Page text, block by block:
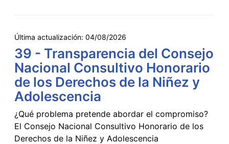
Última actualización: 04/08/2026
39 - Transparencia del Consejo
Nacional Consultivo Honorario
de los Derechos de la Niñez y
Adolescencia
¿Qué problema pretende abordar el compromiso?
El Consejo Nacional Consultivo Honorario de los
Derechos de la Niñez y Adolescencia